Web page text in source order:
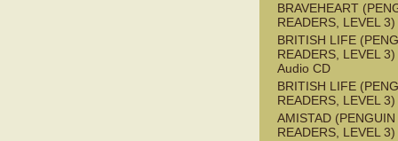
BRAVEHEART
READERS, LEVEL
BRITISH LIFE
READERS, LEVEL
Audio CD
BRITISH LIFE
READERS, LEVEL
AMISTAD (PENGUIN
READERS, LEVEL